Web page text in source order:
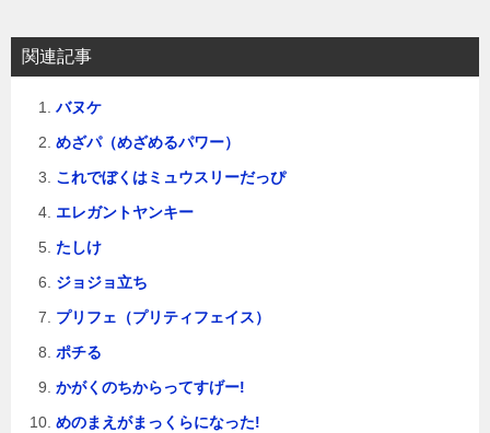
関連記事
バヌケ
めざパ（めざめるパワー）
これでぼくはミュウスリーだっぴ
エレガントヤンキー
たしけ
ジョジョ立ち
プリフェ（プリティフェイス）
ポチる
かがくのちからってすげー!
めのまえがまっくらになった!